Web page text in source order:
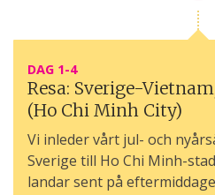
DAG 1-4
Resa: Sverige-
(Ho Chi Minh City)
Vi inleder vårt jul- och
Sverige till Ho Chi Minh-
landar sent på